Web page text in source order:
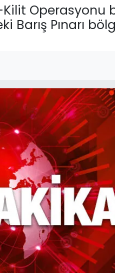
Kilit Operasyonu
Barış Pınarı